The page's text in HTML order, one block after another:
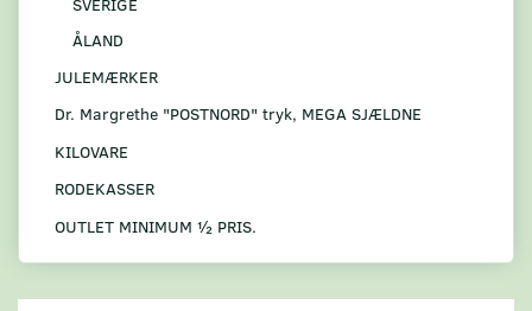
ÅLAND
JULEMÆRKER
Dr. Margrethe "POSTNORD" tryk, MEGA SJÆLDNE
KILOVARE
RODEKASSER
OUTLET MINIMUM ½ PRIS.